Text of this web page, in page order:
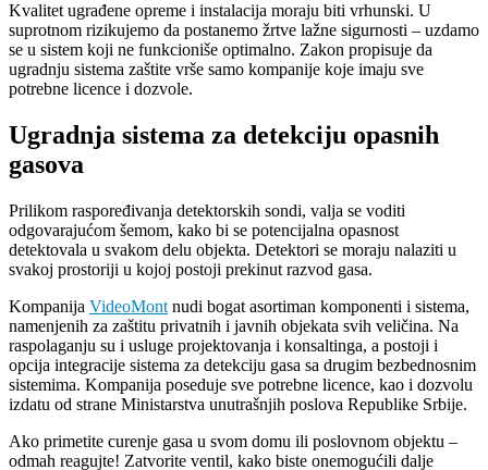
Kvalitet ugrađene opreme i instalacija moraju biti vrhunski. U
suprotnom rizikujemo da postanemo žrtve lažne sigurnosti – uzdamo
se u sistem koji ne funkcioniše optimalno. Zakon propisuje da
ugradnju sistema zaštite vrše samo kompanije koje imaju sve
potrebne licence i dozvole.
Ugradnja sistema za detekciju opasnih
gasova
Prilikom raspoređivanja detektorskih sondi, valja se voditi
odgovarajućom šemom, kako bi se potencijalna opasnost
detektovala u svakom delu objekta. Detektori se moraju nalaziti u
svakoj prostoriji u kojoj postoji prekinut razvod gasa.
Kompanija VideoMont nudi bogat asortiman komponenti i sistema,
namenjenih za zaštitu privatnih i javnih objekata svih veličina. Na
raspolaganju su i usluge projektovanja i konsaltinga, a postoji i
opcija integracije sistema za detekciju gasa sa drugim bezbednosnim
sistemima. Kompanija poseduje sve potrebne licence, kao i dozvolu
izdatu od strane Ministarstva unutrašnjih poslova Republike Srbije.
Ako primetite curenje gasa u svom domu ili poslovnom objektu –
odmah reagujte! Zatvorite ventil, kako biste onemogućili dalje